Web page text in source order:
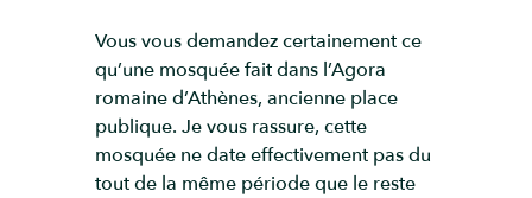
Vous vous demandez certainement ce
qu’une mosquée fait dans l’Agora
romaine d’Athènes, ancienne place
publique. Je vous rassure, cette
mosquée ne date effectivement pas du
tout de la même période que le reste